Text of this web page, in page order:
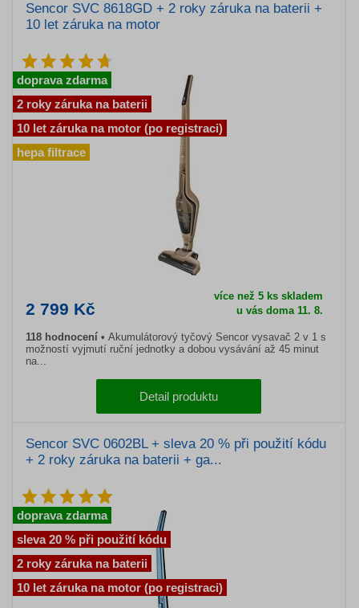
Sencor SVC 8618GD + 2 roky záruka na baterii +
10 let záruka na motor
2 799 Kč
více než 5 ks skladem
u vás doma 11. 8.
118 hodnocení
Akumulátorový tyčový Sencor vysavač 2 v 1 s
možností vyjmutí ruční jednotky a dobou vysávání až 45 minut
na...
Detail produktu
doprava zdarma
2 roky záruka na baterii
10 let záruka na motor (po registraci)
hepa filtrace
Sencor SVC 0602BL + sleva 20 % při použití kódu
+ 2 roky záruka na baterii + ga...
doprava zdarma
sleva 20 % při použití kódu
2 roky záruka na baterii
10 let záruka na motor (po registraci)